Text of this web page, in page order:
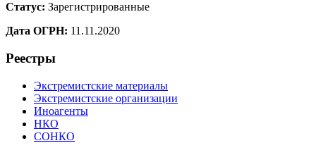
Статус: Зарегистрированные
Дата ОГРН: 11.11.2020
Реестры
Экстремистские материалы
Экстремистские организации
Иноагенты
НКО
СОНКО